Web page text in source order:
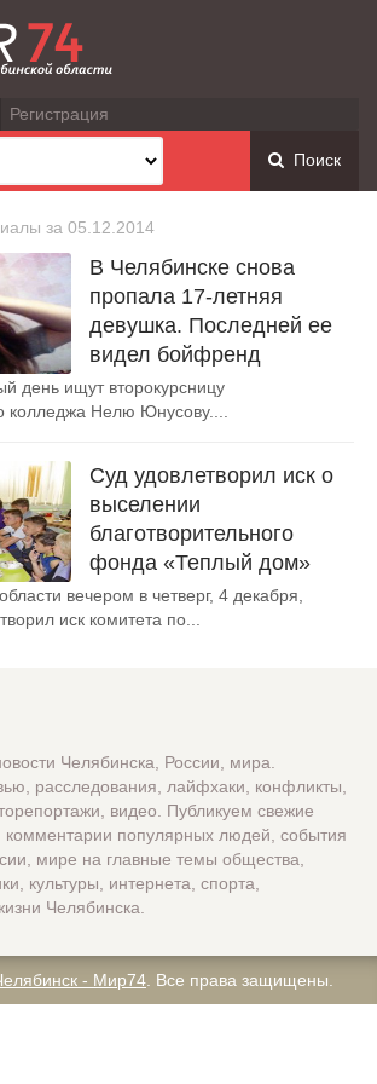
Регистрация
Поиск
за 05.12.2014
В Челябинске снова
пропала 17-летняя
девушка. Последней ее
видел бойфренд
день ищут второкурсницу
колледжа Нелю Юнусову....
Суд удовлетворил иск о
выселении
благотворительного
фонда «Теплый дом»
вечером в четверг, 4 декабря,
иск комитета по...
Челябинска, России, мира.
расследования, лайфхаки, конфликты,
видео. Публикуем свежие
комментарии популярных людей, события
мире на главные темы общества,
культуры, интернета, спорта,
Челябинска.
- Мир74 . Все права защищены.